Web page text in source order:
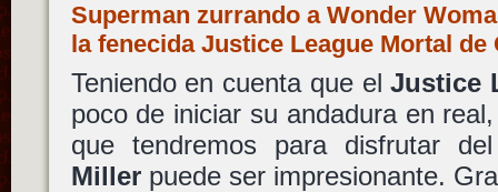
Superman zurrando a Wonder
la fenecida Justice League Mortal
Teniendo en cuenta que elJustice
poco de iniciar su andadura en
que tendremos para disfrutar
Millerpuede ser impresionante.